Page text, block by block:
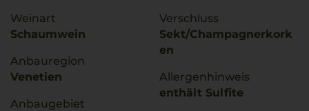
Weinart
Schaumwein
Anbauregion
Venetien
Anbaugebiet
Verschluss
Sekt/Champagnerkork
en
Allergenhinweis
enthält Sulfite